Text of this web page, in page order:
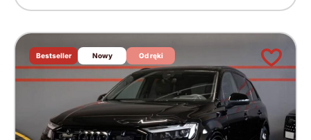
Bestseller Nowy Od ręki